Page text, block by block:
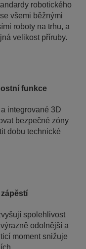
robotického
všemi běžnými
roboty na trhu, a
velikost příruby.
funkce
integrované 3D
bezpečné zóny
dobu technické
spolehlivost
odolnější a
moment snižuje